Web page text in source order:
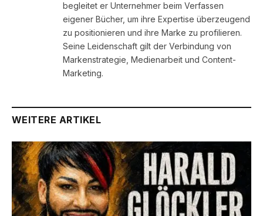
begleitet er Unternehmer beim Verfassen
eigener Bücher, um ihre Expertise überzeugend
zu positionieren und ihre Marke zu profilieren.
Seine Leidenschaft gilt der Verbindung von
Markenstrategie, Medienarbeit und Content-
Marketing.
WEITERE ARTIKEL